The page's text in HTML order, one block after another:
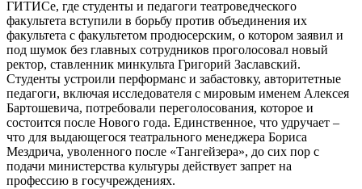
ГИТИСе, где студенты и педагоги театроведческого
факультета вступили в борьбу против объединения их
факультета с факультетом продюсерским, о котором заявил и
под шумок без главных сотрудников проголосовал новый
ректор, ставленник минкульта Григорий Заславский.
Студенты устроили перформанс и забастовку, авторитетные
педагоги, включая исследователя с мировым именем Алексея
Бартошевича, потребовали переголосования, которое и
состоится после Нового года. Единственное, что удручает –
что для выдающегося театрального менеджера Бориса
Мездрича, уволенного после «Тангейзера», до сих пор с
подачи министерства культуры действует запрет на
профессию в госучреждениях.